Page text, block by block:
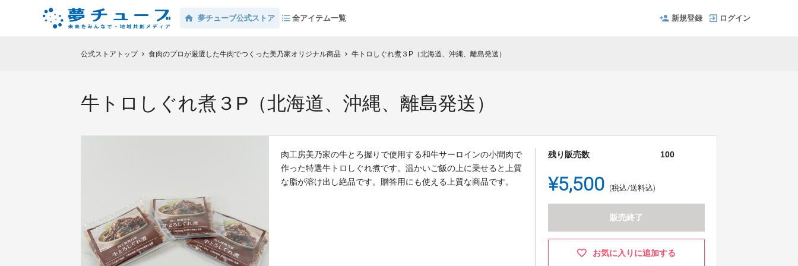
夢チューブ公式ストア 全アイテム一覧 新規登録 ログイン
公式ストアトップ chevron_right 食肉のプロが厳選した牛肉でつくった美乃家オリジナル商品 chevron_right 牛トロしぐれ煮３P（北海道、沖縄、離島発送）
牛トロしぐれ煮３P（北海道、沖縄、離島発送）
肉工房美乃家の牛とろ握りで使用する和牛サーロインの小間肉で
作った特選牛トロしぐれ煮です。温かいご飯の上に乗せると上質
な脂が溶け出し絶品です。贈答用にも使える上質な商品です。
残り販売数 100
¥5,500 (税込/送料込)
販売終了
お気に入りに追加する